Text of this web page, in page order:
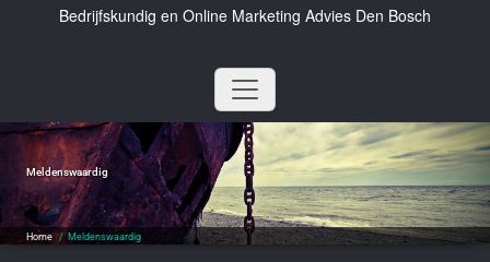
Bedrijfskundig en Online Marketing Advies Den Bosch
Meldenswaardig
Home / Meldenswaardig